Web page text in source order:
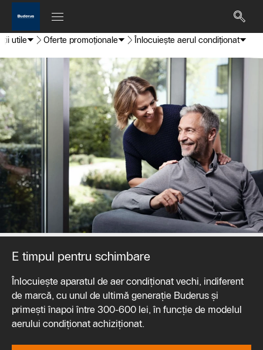
utile Oferte promoționale Înlocuiește aerul condiționat
E timpul pentru schimbare
Înlocuiește aparatul de aer condiționat vechi, indiferent
de marcă, cu unul de ultimă generație Buderus și
primești înapoi între 300-600 lei, în funcție de modelul
aerului condiționat achiziționat.